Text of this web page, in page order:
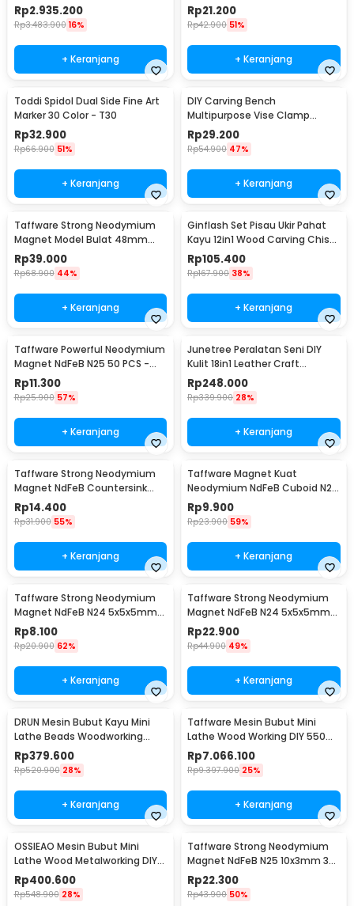
- TZ20002MG
Rp2.935.200
Rp3.483.900 16%
+ Keranjang
29x9mm 10 PCS - MG10
Rp21.200
Rp42.900 51%
+ Keranjang
Toddi Spidol Dual Side Fine Art
Marker 30 Color - T30
Rp32.900
Rp66.900 51%
+ Keranjang
DIY Carving Bench
Multipurpose Vise Clamp
Tablet Drill Press Sculpture -
1267
Rp29.200
Rp54.900 47%
+ Keranjang
Taffware Strong Neodymium
Magnet Model Bulat 48mm
85-90kg - TN6
Rp39.000
Rp68.900 44%
+ Keranjang
Ginflash Set Pisau Ukir Pahat
Kayu 12in1 Wood Carving Chisel
Knife - OE12
Rp105.400
Rp167.900 38%
+ Keranjang
Taffware Powerful Neodymium
Magnet NdFeB N25 50 PCS -
MG01
Rp11.300
Rp25.900 57%
+ Keranjang
Junetree Peralatan Seni DIY
Kulit 18in1 Leather Craft
Stitching Sewing - WA134
Rp248.000
Rp339.900 28%
+ Keranjang
Taffware Strong Neodymium
Magnet NdFeB Countersink
Ring Hole N25 5 PCS - D21
Rp14.400
Rp31.900 55%
+ Keranjang
Taffware Magnet Kuat
Neodymium NdFeB Cuboid N25
5 PCS - D22
Rp9.900
Rp23.900 59%
+ Keranjang
Taffware Strong Neodymium
Magnet NdFeB N24 5x5x5mm
20 PCS - F001699
Rp8.100
Rp20.900 62%
+ Keranjang
Taffware Strong Neodymium
Magnet NdFeB N24 5x5x5mm
50 PCS - F001699
Rp22.900
Rp44.900 49%
+ Keranjang
DRUN Mesin Bubut Kayu Mini
Lathe Beads Woodworking
150W - X707
Rp379.600
Rp520.900 28%
+ Keranjang
Taffware Mesin Bubut Mini
Lathe Wood Working DIY 550W
- MX0618
Rp7.066.100
Rp9.397.900 25%
+ Keranjang
OSSIEAO Mesin Bubut Mini
Lathe Wood Metalworking DIY
80W - HS001
Rp400.600
Rp548.900 28%
Taffware Strong Neodymium
Magnet NdFeB N25 10x3mm 30
PCS - D21
Rp22.300
Rp43.900 50%